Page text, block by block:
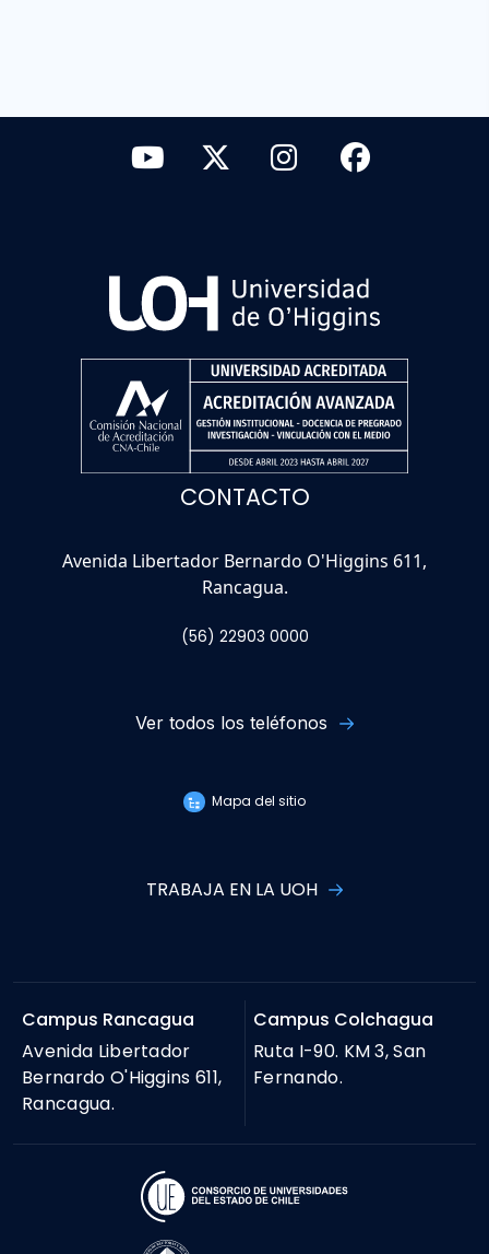
CONTACTO
Avenida Libertador Bernardo O'Higgins 611,
Rancagua.
(56) 22903 0000
Ver todos los teléfonos
Mapa del sitio
TRABAJA EN LA UOH
Campus Rancagua
Avenida Libertador
Bernardo O'Higgins 611,
Rancagua.
Campus Colchagua
Ruta I-90. KM 3, San
Fernando.